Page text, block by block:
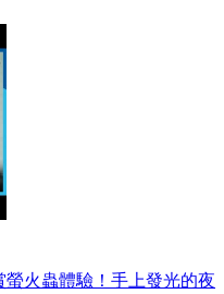
火蟲體驗！手上發光的夜